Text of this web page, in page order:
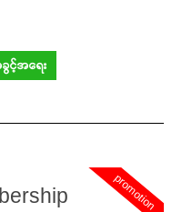
င့်အရေး
promotion